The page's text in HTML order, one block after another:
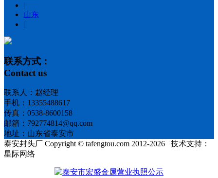
|
山东
|
联系方式：
Contact us
联系人：赵经理
手机：13355488617
传真：0538-8600158
邮箱：792774814@qq.com
地址：山东省泰安市
泰安封头厂 Copyright © tafengtou.com 2012-2026 技术支持：
星际网络